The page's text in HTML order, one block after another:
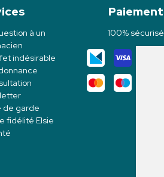
à un
indésirable
de garde
fidélité Elsie
Paiement
100% sécurisé